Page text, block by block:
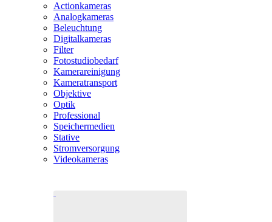
Actionkameras
Analogkameras
Beleuchtung
Digitalkameras
Filter
Fotostudiobedarf
Kamerareinigung
Kameratransport
Objektive
Optik
Professional
Speichermedien
Stative
Stromversorgung
Videokameras